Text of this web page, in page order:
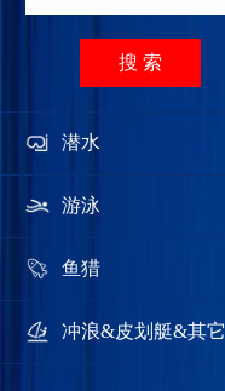
搜 索
潜水
游泳
鱼猎
冲浪&皮划艇&其它